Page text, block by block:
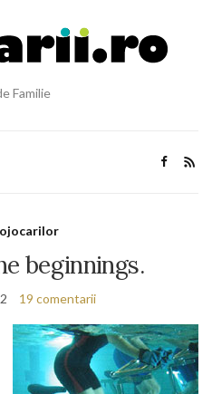
Familie
beginnings.
19 comentarii